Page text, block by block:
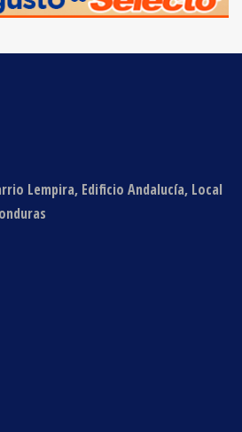
Lempira, Edificio Andalucía, Local